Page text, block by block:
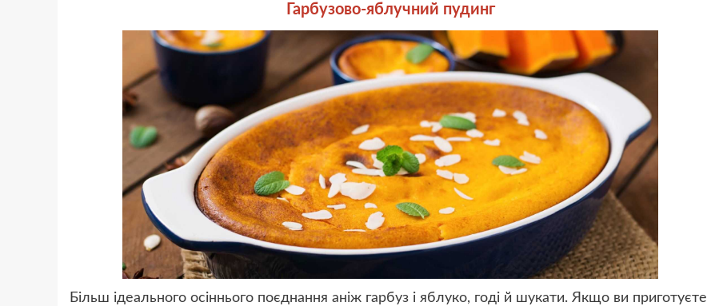
Гарбузово-яблучний пудинг
Більш ідеального осіннього поєднання аніж гарбуз і яблуко, годі й шукати. Якщо ви приготуєте